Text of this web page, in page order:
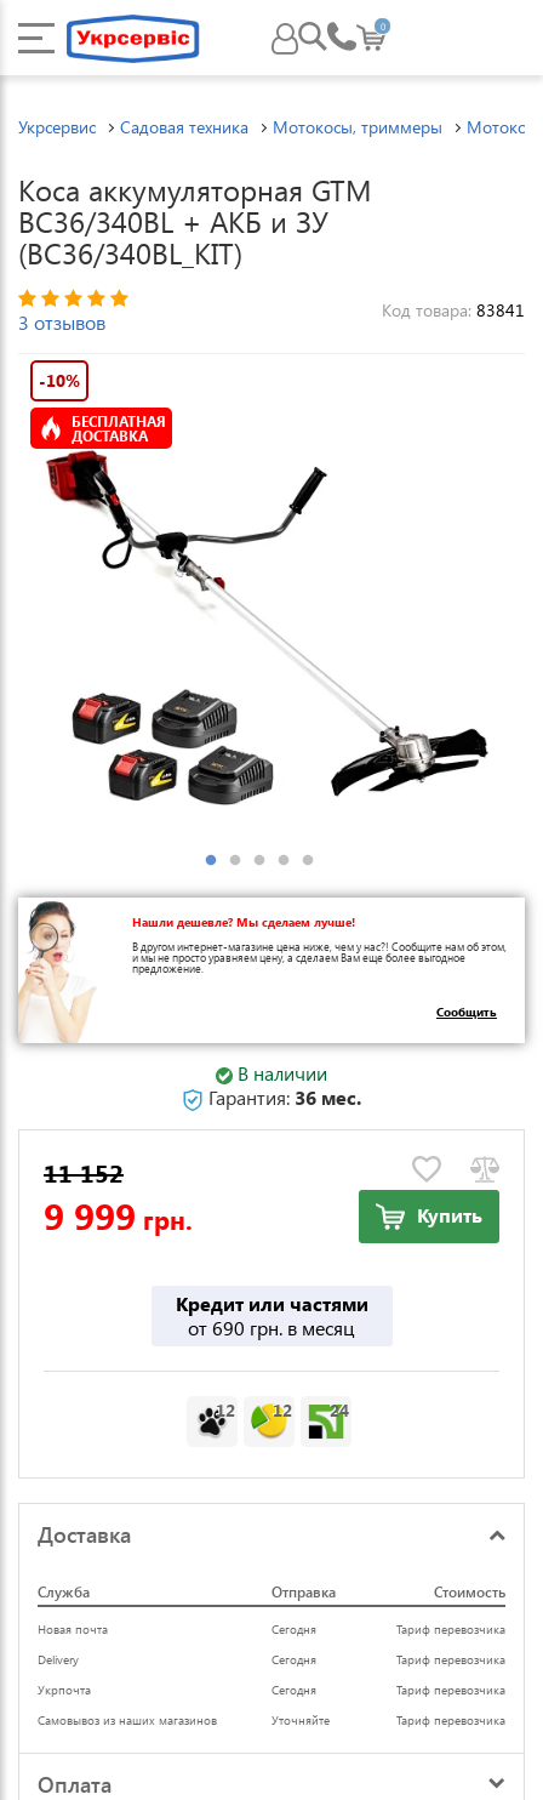
0
Укрсервис Садовая техника Мотокосы, триммеры
Коса аккумуляторная GTM
BC36/340BL + АКБ и ЗУ
(BC36/340BL_KIT)
3 отзывов Код товара: 83841
-10%
БЕСПЛАТНАЯ
ДОСТАВКА
Нашли дешевле? Мы сделаем лучше!
В другом интернет-магазине цена ниже, чем у нас?! Сообщите нам об этом,
и мы не просто уравняем цену, а сделаем Вам еще более выгодное
предложение.
Сообщить
В наличии
Гарантия: 36 мес.
11 152
9 999 грн. Купить
Кредит или частями
от 690 грн. в месяц
12 12 24
Доставка
Служба Отправка Стоимость
Новая почта Сегодня
Тариф перевозчика
Delivery
Сегодня
Тариф перевозчика
Укрпочта
Сегодня
Тариф перевозчика
Самовывоз из наших магазинов
Уточняйте Тариф перевозчика
Оплата